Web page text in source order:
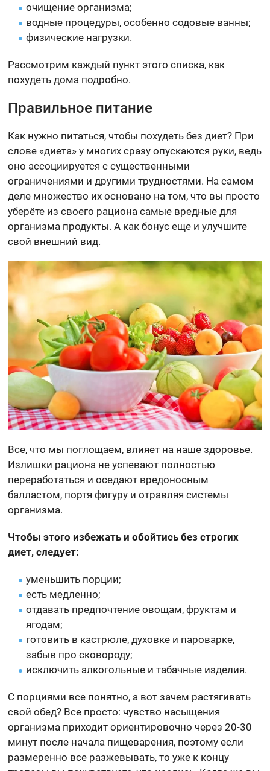
очищение организма;
водные процедуры, особенно содовые ванны;
физические нагрузки.
Рассмотрим каждый пункт этого списка, как
похудеть дома подробно.
Правильное питание
Как нужно питаться, чтобы похудеть без диет? При
слове «диета» у многих сразу опускаются руки, ведь
оно ассоциируется с существенными
ограничениями и другими трудностями. На самом
деле множество их основано на том, что вы просто
уберёте из своего рациона самые вредные для
организма продукты. А как бонус еще и улучшите
свой внешний вид.
Все, что мы поглощаем, влияет на наше здоровье.
Излишки рациона не успевают полностью
переработаться и оседают вредоносным
балластом, портя фигуру и отравляя системы
организма.
Чтобы этого избежать и обойтись без строгих
диет, следует:
уменьшить порции;
есть медленно;
отдавать предпочтение овощам, фруктам и
ягодам;
готовить в кастрюле, духовке и пароварке,
забыв про сковороду;
исключить алкогольные и табачные изделия.
С порциями все понятно, а вот зачем растягивать
свой обед? Все просто: чувство насыщения
организма приходит ориентировочно через 20-30
минут после начала пищеварения, поэтому если
размеренно все разжевывать, то уже к концу